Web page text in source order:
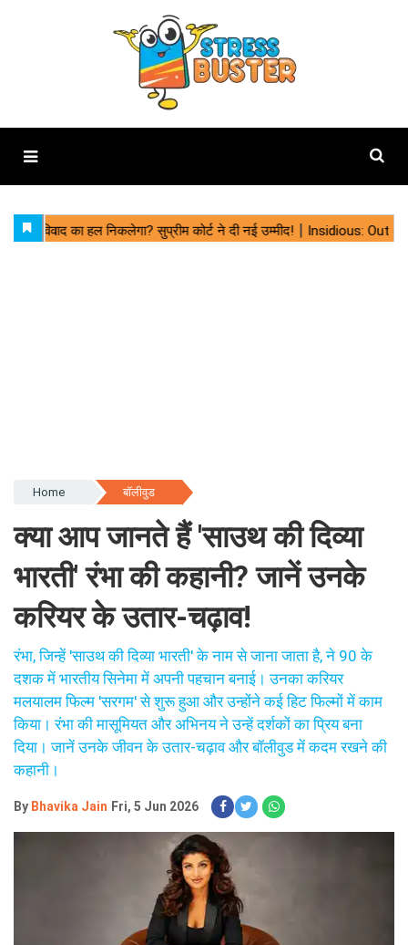
Home बॉलीवुड
क्या आप जानते हैं 'साउथ की दिव्या
भारती' रंभा की कहानी? जानें उनके
करियर के उतार-चढ़ाव!
रंभा, जिन्हें 'साउथ की दिव्या भारती' के नाम से जाना जाता है, ने 90 के
दशक में भारतीय सिनेमा में अपनी पहचान बनाई। उनका करियर
मलयालम फिल्म 'सरगम' से शुरू हुआ और उन्होंने कई हिट फिल्मों में काम
किया। रंभा की मासूमियत और अभिनय ने उन्हें दर्शकों का प्रिय बना
दिया। जानें उनके जीवन के उतार-चढ़ाव और बॉलीवुड में कदम रखने की
कहानी।
By Bhavika Jain Fri, 5 Jun 2026